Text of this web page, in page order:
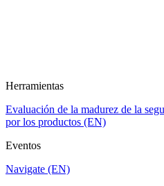
Herramientas
Evaluación de la madurez de la
por los productos (EN)
Eventos
Navigate (EN)